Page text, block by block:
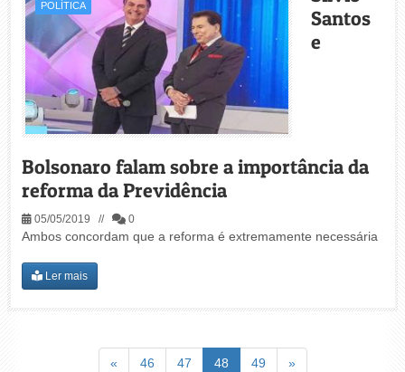
POLÍTICA
Santos
e
Bolsonaro falam sobre a importância da
reforma da Previdência
05/05/2019 // 0
Ambos concordam que a reforma é extremamente necessária
Ler mais
«Voltar46 47 48(atual)
49 »Avançar